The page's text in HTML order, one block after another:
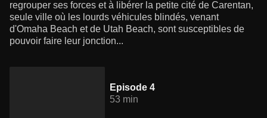
regrouper ses forces et à libérer la petite cité de Carentan,
seule ville où les lourds véhicules blindés, venant
d'Omaha Beach et de Utah Beach, sont susceptibles de
pouvoir faire leur jonction...
Episode 4
53 min